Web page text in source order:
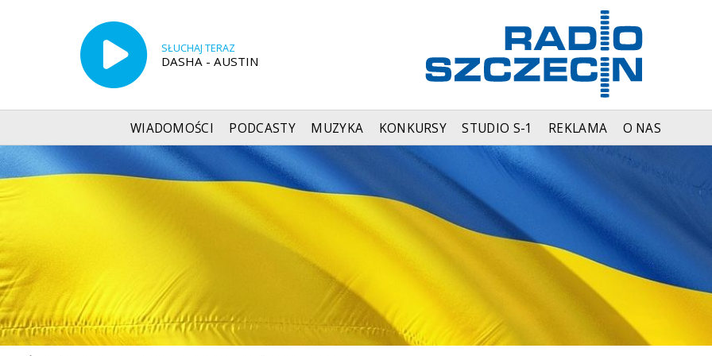
SŁUCHAJ TERAZ
DASHA - AUSTIN
WIADOMOŚCI PODCASTY MUZYKA KONKURSY STUDIO S-1 REKLAMA O NAS